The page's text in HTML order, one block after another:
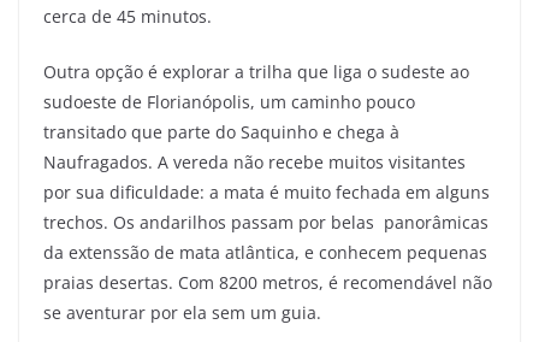
cerca de 45 minutos.
Outra opção é explorar a trilha que liga o sudeste ao
sudoeste de Florianópolis, um caminho pouco
transitado que parte do Saquinho e chega à
Naufragados. A vereda não recebe muitos visitantes
por sua dificuldade: a mata é muito fechada em alguns
trechos. Os andarilhos passam por belas panorâmicas
da extenssão de mata atlântica, e conhecem pequenas
praias desertas. Com 8200 metros, é recomendável não
se aventurar por ela sem um guia.